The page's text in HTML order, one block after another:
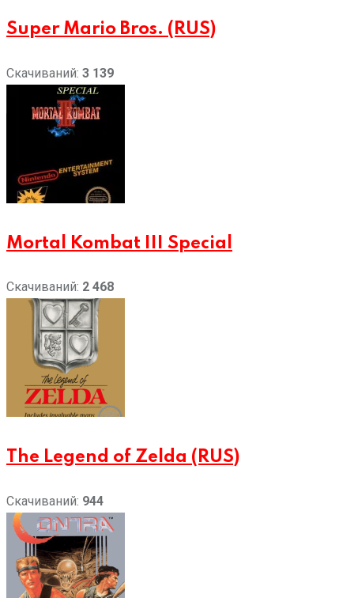
Super Mario Bros. (RUS)
Скачиваний: 3 139
Mortal Kombat III Special
Скачиваний: 2 468
The Legend of Zelda (RUS)
Скачиваний: 944